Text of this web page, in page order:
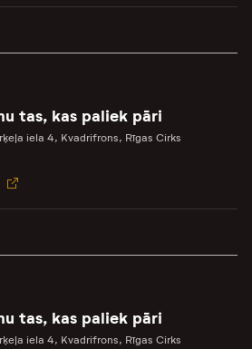
tas, kas paliek pāri
iela 4, Kvadrifrons, Rīgas Cirks
tas, kas paliek pāri
iela 4, Kvadrifrons, Rīgas Cirks